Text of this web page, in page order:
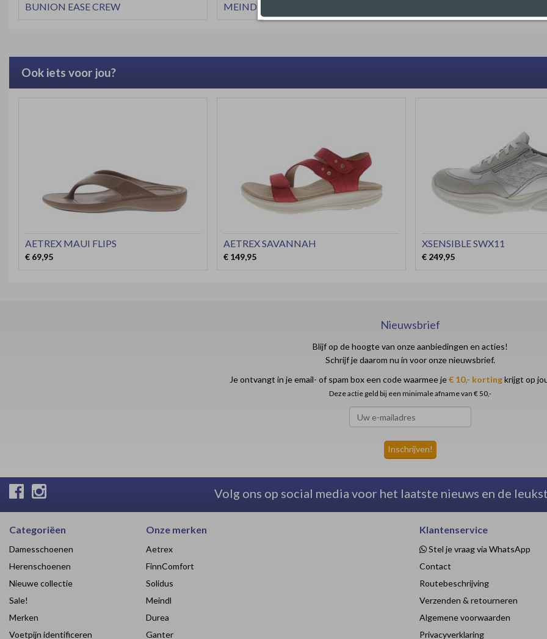
BUNION EASE CREW MEINDL SPORTWAX
Ook iets voor jou?
AETREX MAUI FLIPS
€ 69,95
AETREX SAVANNAH
€ 149,95
XSENSIBLE SWX11
€ 249,95
Nieuwsbrief
Blijf op de hoogte van onze aanbiedingen en acties!
Schrijf je daarom nu in voor onze nieuwsbrief.
Je ontvangt in je email- of spam box een code waarmee je€ 10,- kortingkrijgt op
Deze actie geld bij een minimale afname van € 50,-
Volg ons op social media voor het laatste nieuws en de
Categoriëen
Damesschoenen
Herenschoenen
Nieuwe collectie
Sale!
Merken
Voetpijn identificeren
Onze merken
Aetrex
FinnComfort
Solidus
Meindl
Durea
Ganter
Klantenservice
Stel je vraag via WhatsApp
Contact
Routebeschrijving
Verzenden & retourneren
Algemene voorwaarden
Privacyverklaring